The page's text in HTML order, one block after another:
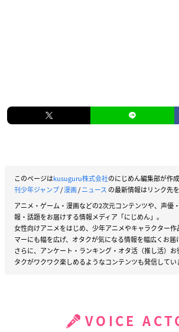
このページはkusuguru株式会社のにじめん編集部が作
刊少年ジャンプ/漫画/ニュース の最新情報はリンク先
アニメ・ゲーム・漫画などの2次元コンテンツや、声優
報・話題をお届けする情報メディア「にじめん」。
女性向けアニメをはじめ、少年アニメやキャラクター
マーにも幅を広げ、オタクが気になる情報を幅広くお届
さらに、アンケート・ランキング・オタ活（推し活）
タクがワクワク楽しめるようなコンテンツも発信してい
VOICE